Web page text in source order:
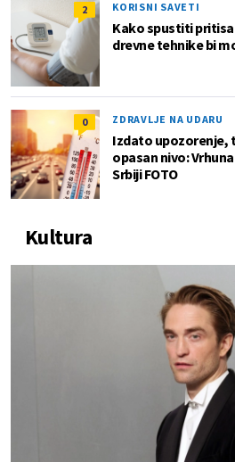
2 KORISNI SAVETI
Kako spustiti
drevne tehnike bi
0 ZDRAVLJE NA UDARU
Izdato upozorenje,
opasan nivo:
Srbiji FOTO
Kultura